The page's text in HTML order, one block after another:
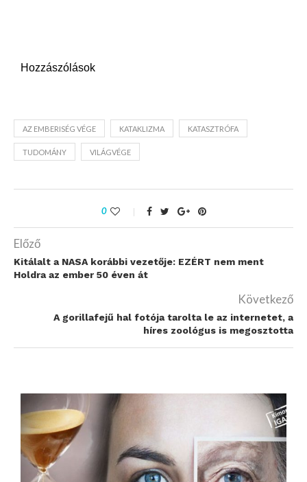
Hozzászólások
AZ EMBERISÉG VÉGE KATAKLIZMA KATASZTRÓFA
TUDOMÁNY VILÁGVÉGE
0
Előző
Kitálalt a NASA korábbi vezetője: EZÉRT nem ment
Holdra az ember 50 éven át
Következő
A gorillafejű hal fotója tarolta le az internetet, a
híres zoológus is megosztotta